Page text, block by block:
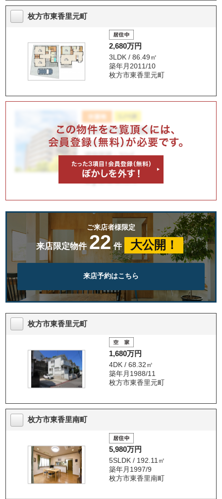
枚方市東香里元町
2,680万円
3LDK / 86.49㎡
築年月2011/10
枚方市東香里元町
ご来店者様限定
来店限定物件 22 件 大公開！
来店予約はこちら
枚方市東香里元町
1,680万円
4DK / 68.32㎡
築年月1988/11
枚方市東香里元町
枚方市東香里南町
5,980万円
5SLDK / 192.11㎡
築年月1997/9
枚方市東香里南町